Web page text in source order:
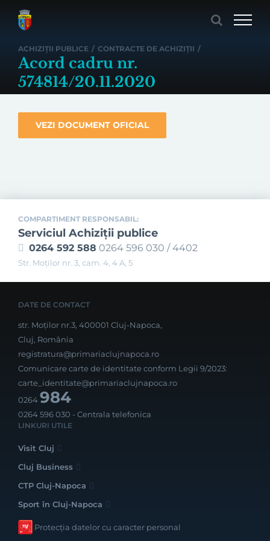
ACHIZIȚII PUBLICE / CONTRACTE DE ACHIZIȚII /
Acord cadru nr.
574814/20.11.2020
VEZI DOCUMENT OFICIAL
COMPARTIMENT RESPONSABIL:
Serviciul Achiziţii publice
0264 592 588 0264 596 030 / 4402
Str. Moţilor nr. 3, cam. 4, 4 A, 5
DATE DE CONTACT
str. Moților nr.3, 400001 Cluj-Napoca,
Cluj, România
registratura@primariaclujnapoca.ro
Comunicare carte de identitate conform Legii 9/2023:
carte_identitate@primariaclujnapoca.ro
0264984
0264 596 030 - Centrala telefonica
LINKURI UTILE
Visit Cluj
Cluj Business
CTP Cluj-Napoca
Sport în Cluj-Napoca
Protecția datelor cu caracter personal